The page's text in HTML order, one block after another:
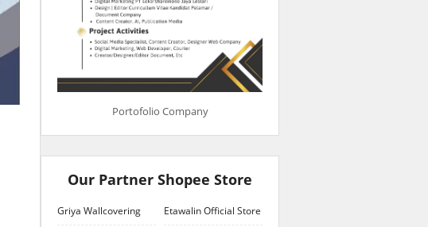
Portofolio Company
Our Partner Shopee Store
Griya Wallcovering Etawalin Official Store